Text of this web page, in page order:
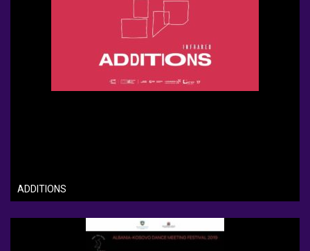
ADDITIONS